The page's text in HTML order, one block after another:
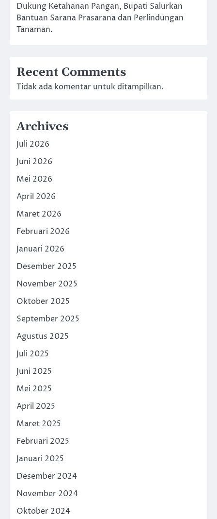
Dukung Ketahanan Pangan, Bupati Salurkan
Bantuan Sarana Prasarana dan Perlindungan
Tanaman.
Recent Comments
Tidak ada komentar untuk ditampilkan.
Archives
Juli 2026
Juni 2026
Mei 2026
April 2026
Maret 2026
Februari 2026
Januari 2026
Desember 2025
November 2025
Oktober 2025
September 2025
Agustus 2025
Juli 2025
Juni 2025
Mei 2025
April 2025
Maret 2025
Februari 2025
Januari 2025
Desember 2024
November 2024
Oktober 2024